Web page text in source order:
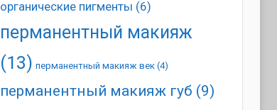
органические пигменты (6)
перманентный макияж
(13) перманентный макияж век(4)
перманентный макияж губ (9)